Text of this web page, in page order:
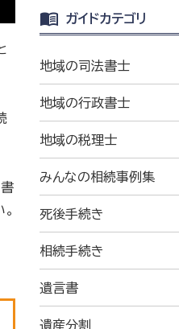
ガイドカテゴリ
地域の司法書士
地域の行政書士
地域の税理士
みんなの相続事例集
死後手続き
相続手続き
遺言書
遺産分割